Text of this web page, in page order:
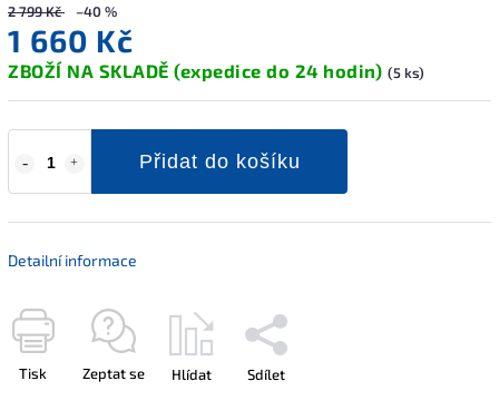
2 799 Kč –40 %
1 660 Kč
ZBOŽÍ NA SKLADĚ (expedice do 24 hodin) (5 ks)
Přidat do košíku
Detailní informace
Tisk Zeptat se Hlídat Sdílet